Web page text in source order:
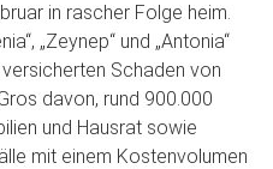
in rascher Folge heim.
„Zeynep“ und „Antonia“
Schaden von
davon, rund 900.000
und Hausrat sowie
mit einem Kostenvolumen